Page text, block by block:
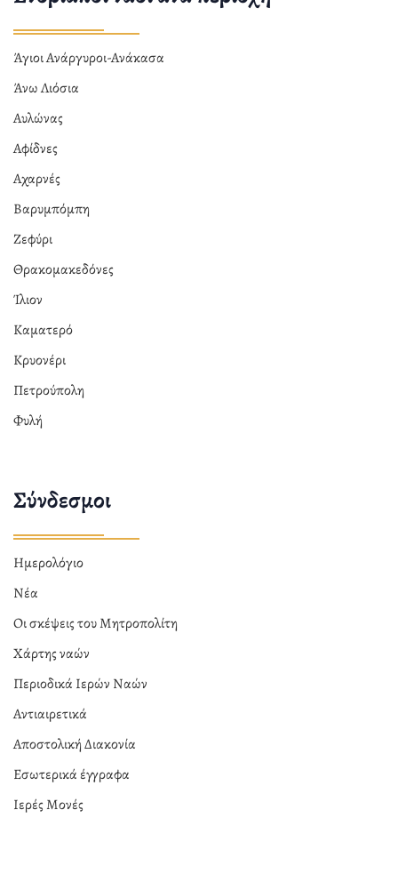
Άγιοι Ανάργυροι-Ανάκασα
Άνω Λιόσια
Αυλώνας
Αφίδνες
Αχαρνές
Βαρυμπόμπη
Ζεφύρι
Θρακομακεδόνες
Ίλιον
Καματερό
Κρυονέρι
Πετρούπολη
Φυλή
Σύνδεσμοι
Ημερολόγιο
Νέα
Οι σκέψεις του Μητροπολίτη
Χάρτης ναών
Περιοδικά Ιερών Ναών
Αντιαιρετικά
Αποστολική Διακονία
Εσωτερικά έγγραφα
Ιερές Μονές